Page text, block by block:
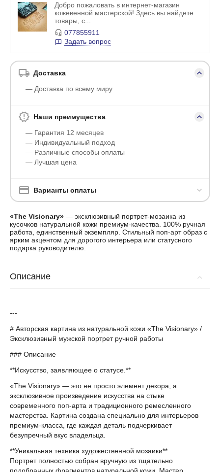
Добро пожаловать в интернет-магазин
кожевенной мастерской! Здесь вы найдете
товары, с...
077855911
Задать вопрос
Доставка
— Доставка по всему миру
Наши преимущества
— Гарантия 12 месяцев
— Индивидуальный подход
— Различные способы оплаты
— Лучшая цена
Варианты оплаты
«The Visionary» — эксклюзивный портрет-мозаика из
кусочков натуральной кожи премиум-качества. 100% ручная
работа, единственный экземпляр. Стильный поп-арт образ с
ярким акцентом для дорогого интерьера или статусного
подарка руководителю.
Описание
---
# Авторская картина из натуральной кожи «The Visionary» /
Эксклюзивный мужской портрет ручной работы
### Описание
**Искусство, заявляющее о статусе.**
«The Visionary» — это не просто элемент декора, а
эксклюзивное произведение искусства на стыке
современного поп-арта и традиционного ремесленного
мастерства. Картина создана специально для интерьеров
премиум-класса, где каждая деталь подчеркивает
безупречный вкус владельца.
**Уникальная техника художественной мозаики**
Портрет полностью собран вручную из тщательно
подобранных фрагментов натуральной кожи. Мастер